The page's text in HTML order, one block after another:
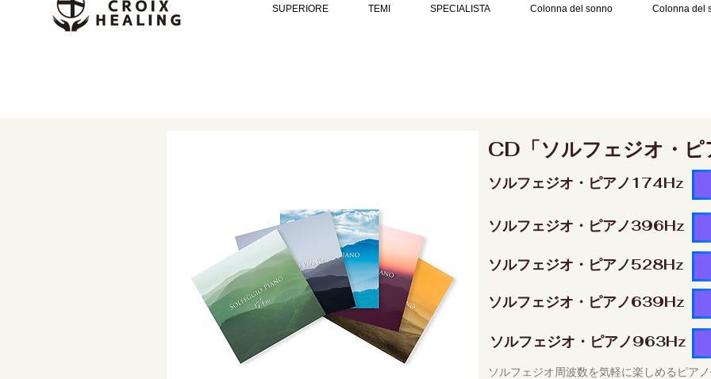
SUPERIORE TEMI SPECIALISTA Colonna del sonno Colonna del
CD「ソルフェジオ・
ソルフェジオ・ピアノ174Hz
ソルフェジオ・ピアノ396Hz
ソルフェジオ・ピアノ528Hz
ソルフェジオ・ピアノ639Hz
ソルフェジオ・ピアノ963Hz
ソルフェジオ周波数を気軽に楽しめるピア